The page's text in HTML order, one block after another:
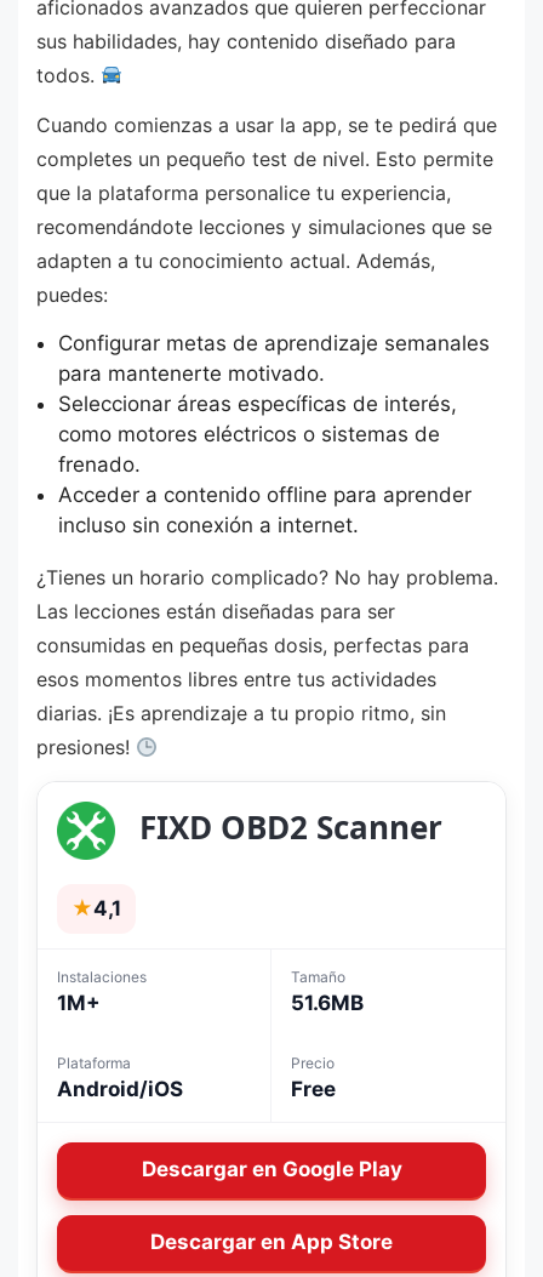
aficionados avanzados que quieren perfeccionar
sus habilidades, hay contenido diseñado para
todos.
Cuando comienzas a usar la app, se te pedirá que
completes un pequeño test de nivel. Esto permite
que la plataforma personalice tu experiencia,
recomendándote lecciones y simulaciones que se
adapten a tu conocimiento actual. Además,
puedes:
Configurar metas de aprendizaje semanales
para mantenerte motivado.
Seleccionar áreas específicas de interés,
como motores eléctricos o sistemas de
frenado.
Acceder a contenido offline para aprender
incluso sin conexión a internet.
¿Tienes un horario complicado? No hay problema.
Las lecciones están diseñadas para ser
consumidas en pequeñas dosis, perfectas para
esos momentos libres entre tus actividades
diarias. ¡Es aprendizaje a tu propio ritmo, sin
presiones!
FIXD OBD2 Scanner
★4,1
Instalaciones
1M+
Tamaño
51.6MB
Plataforma
Android/iOS
Precio
Free
Descargar en Google Play
Descargar en App Store